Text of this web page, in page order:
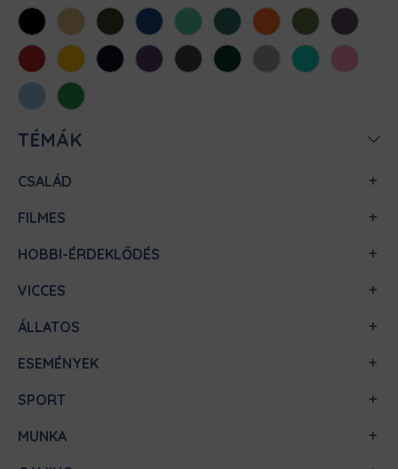
FeketeHomokKhaki KirálykékMentaMéregzöld
NarancsOliva Padlizsán
Piros SárgaSötétkékSötétlilaSötétszürke
SötétzöldSportszürke
Türkiz
Világos
rózsaszín
Világoskék
Zöld
TÉMÁK
CSALÁD
FILMES
HOBBI-ÉRDEKLŐDÉS
VICCES
ÁLLATOS
ESEMÉNYEK
SPORT
MUNKA